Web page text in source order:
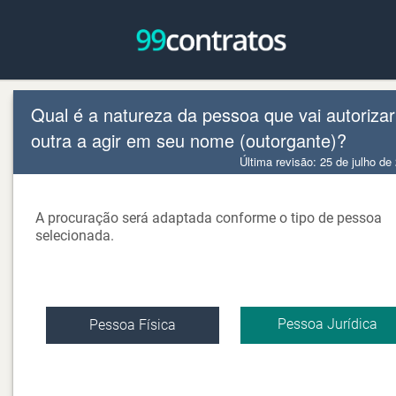
Qual é a natureza da pessoa que vai autorizar
outra a agir em seu nome (outorgante)?
Última revisão: 25 de julho de
A procuração será adaptada conforme o tipo de pessoa
selecionada.
Pessoa Física Pessoa Jurídica